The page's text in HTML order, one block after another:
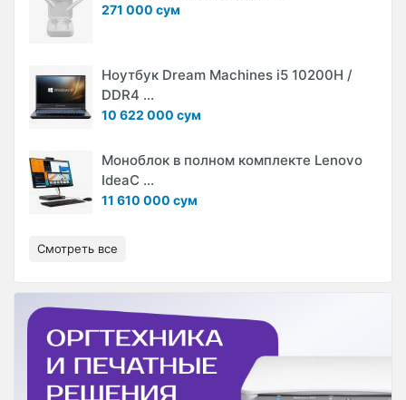
271 000 сум
Ноутбук Dream Machines i5 10200H /
DDR4 ...
10 622 000 сум
Моноблок в полном комплекте Lenovo
IdeaC ...
11 610 000 сум
Смотреть все